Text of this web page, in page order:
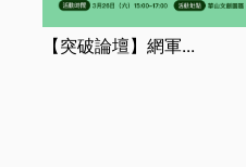
【突破論壇】網軍...